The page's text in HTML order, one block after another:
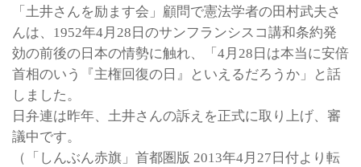
「土井さんを励ます会」顧問で憲法学者の田村武夫さ
んは、1952年4月28日のサンフランシスコ講和条約発
効の前後の日本の情勢に触れ、「4月28日は本当に安倍
首相のいう『主権回復の日』といえるだろうか」と話
しました。
日弁連は昨年、土井さんの訴えを正式に取り上げ、審
議中です。
（「しんぶん赤旗」首都圏版 2013年4月27日付より転